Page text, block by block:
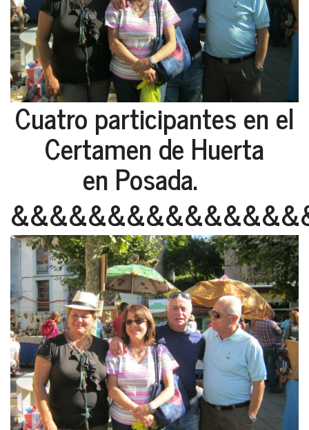
Cuatro participantes en el
Certamen de Huerta
en Posada.